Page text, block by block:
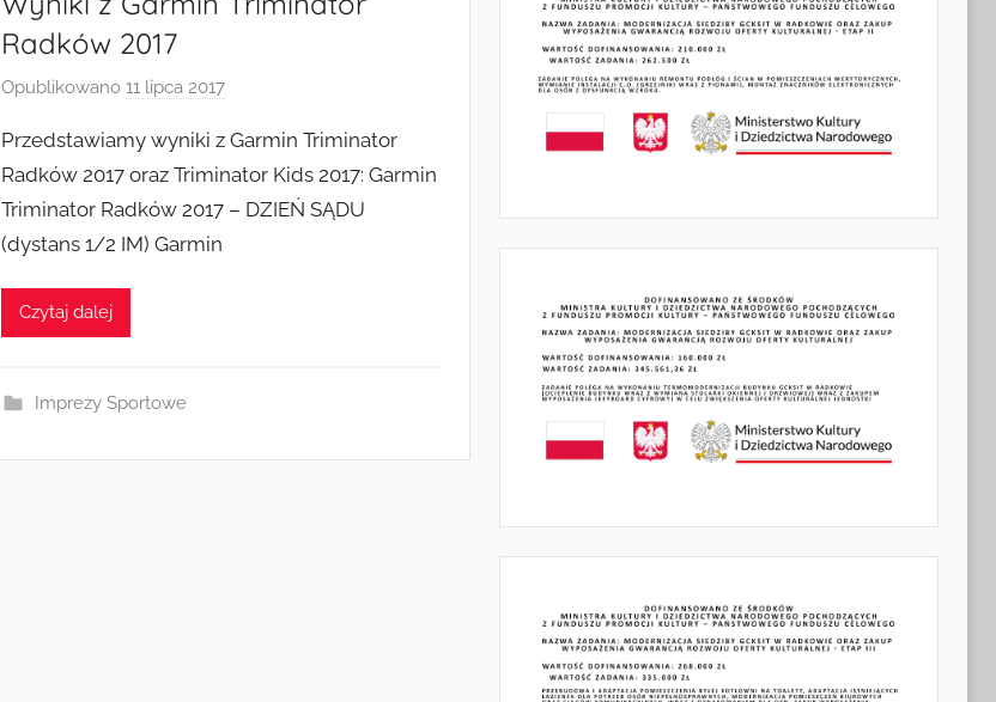
Radków 2017
Opublikowano11 lipca 2017
z
e
z
Przedstawiamy wyniki z Garmin Triminator
Radków 2017 oraz Triminator Kids 2017: Garmin
Triminator Radków 2017 – DZIEŃ SĄDU
(dystans 1/2 IM) Garmin
Czytaj dalej
Imprezy Sportowe